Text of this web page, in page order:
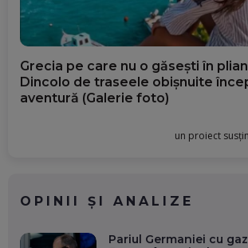
Grecia pe care nu o găsești în
Dincolo de traseele obișnuite
aventură (Galerie foto)
un proiect
OPINII ȘI ANALIZE
Pariul Germaniei cu